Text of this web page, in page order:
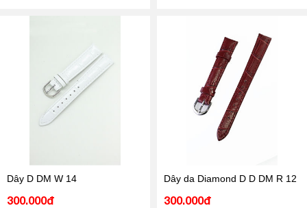
Dây D DM W 14
300.000đ
Dây da Diamond D D DM R 12
300.000đ